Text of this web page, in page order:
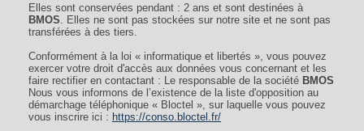
Elles sont conservées pendant : 2 ans et sont destinées à
BMOS. Elles ne sont pas stockées sur notre site et ne sont pas
transférées à des tiers.
Conformément à la loi « informatique et libertés », vous pouvez
exercer votre droit d'accès aux données vous concernant et les
faire rectifier en contactant : Le responsable de la société BMOS
Nous vous informons de l’existence de la liste d'opposition au
démarchage téléphonique « Bloctel », sur laquelle vous pouvez
vous inscrire ici : https://conso.bloctel.fr/